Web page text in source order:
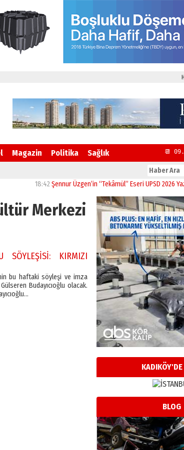
Magazin Politika Sağlık 📆
Şennur Üzgen’in “Tekâmül” Eseri UPSD 2026 Yaz
Merkezi
SÖYLEŞİSİ: KIRMIZI
bu haftaki söyleşi ve imza
Budayıcıoğlu olacak.
KADIKÖY'DE
BLOG